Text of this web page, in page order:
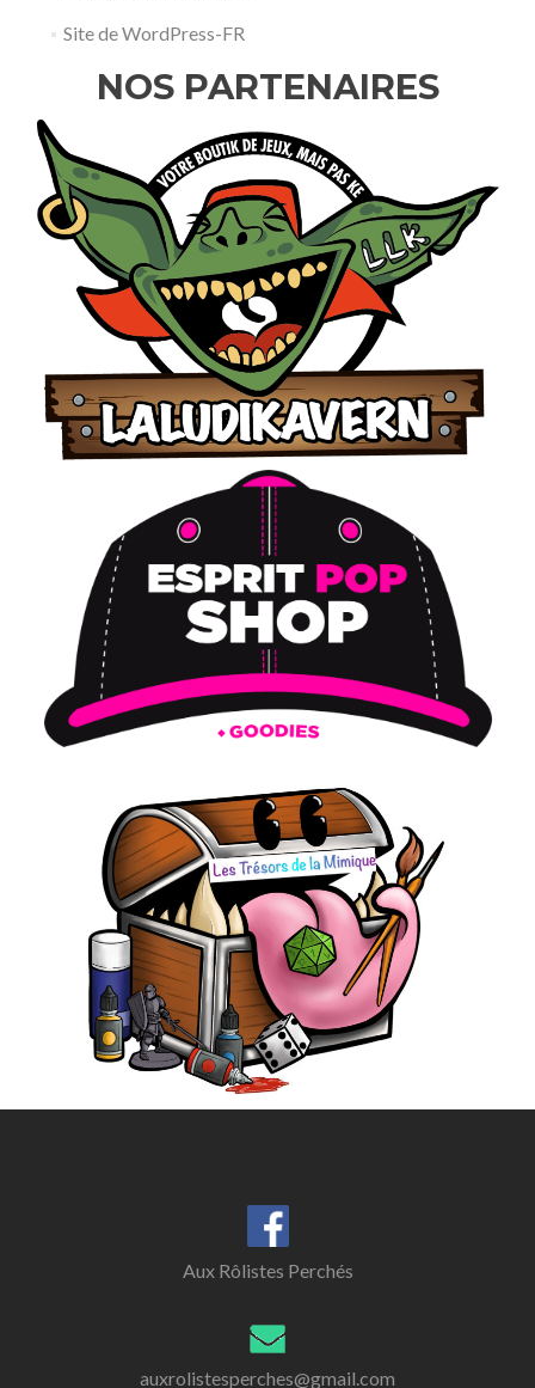
Site de WordPress-FR
NOS PARTENAIRES
Aux Rôlistes Perchés
auxrolistesperches@gmail.com